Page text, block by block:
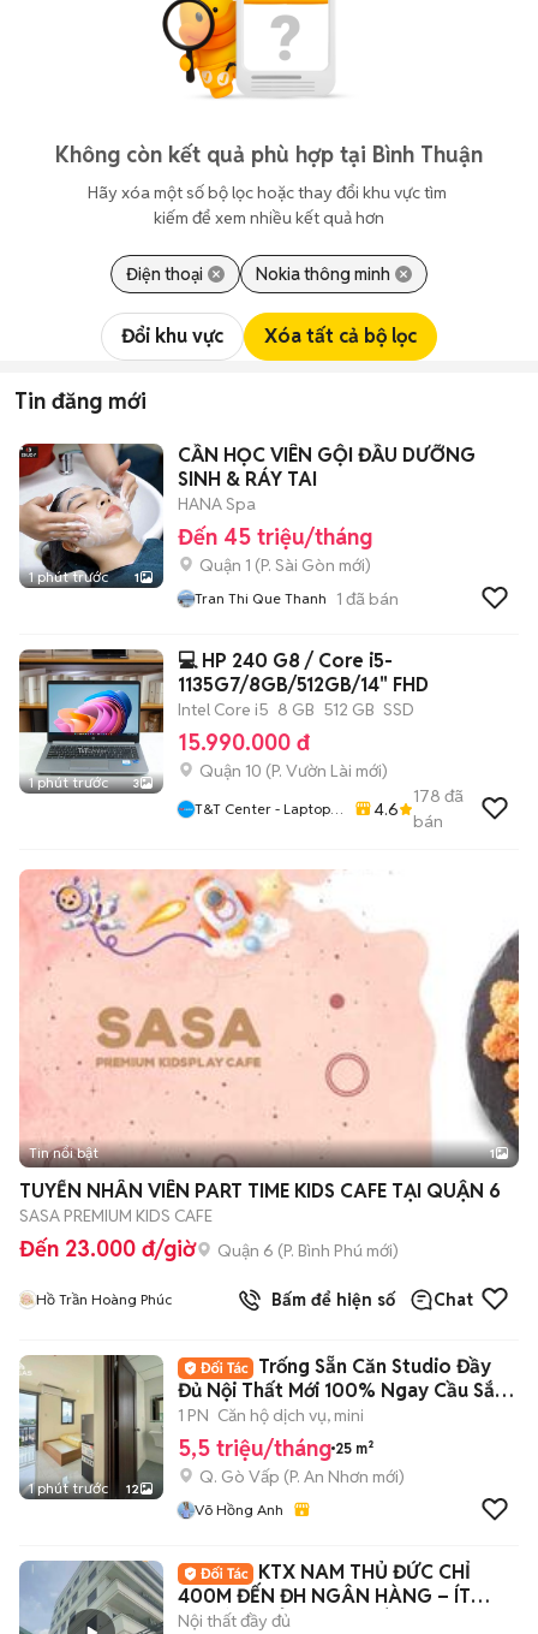
Không còn kết quả phù hợp tại Bình Thuận
Hãy xóa một số bộ lọc hoặc thay đổi khu vực tìm
kiếm để xem nhiều kết quả hơn
Điện thoại Nokia thông minh
Đổi khu vực Xóa tất cả bộ lọc
Tin đăng mới
1 phút trước 1
CẦN HỌC VIÊN GỘI ĐẦU DƯỠNG
SINH & RÁY TAI
HANA Spa
Đến 45 triệu/tháng
Quận 1 (P. Sài Gòn mới)
Tran Thi Que Thanh 1 đã bán
1 phút trước 3
💻 HP 240 G8 / Core i5-
1135G7/8GB/512GB/14" FHD
Intel Core i5 8 GB 512 GB SSD
15.990.000 đ
Quận 10 (P. Vườn Lài mới)
T&T Center - Laptop,
4.6
178 đã
bán
Tin nổi bật 1
TUYỂN NHÂN VIÊN PART TIME KIDS CAFE TẠI QUẬN 6
SASA PREMIUM KIDS CAFE
Đến 23.000 đ/giờ Quận 6 (P. Bình Phú mới)
Hồ Trần Hoàng Phúc Bấm để hiện số Chat
1 phút trước 12
Trống Sẵn Căn Studio Đầy
Đủ Nội Thất Mới 100% Ngay Cầu Sắt
An Phú Đông
1 PN Căn hộ dịch vụ, mini
5,5 triệu/tháng 25 m²
Q. Gò Vấp (P. An Nhơn mới)
Võ Hồng Anh
KTX NAM THỦ ĐỨC CHỈ
400M ĐẾN ĐH NGÂN HÀNG – ÍT
NGƯỜI, CHỈ 4 BẠN/PHÒNG
Nội thất đầy đủ